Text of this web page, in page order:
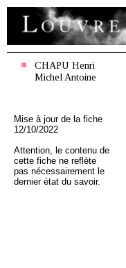
CHAPU Henri
Michel Antoine
Mise à jour de la fiche
12/10/2022
Attention, le contenu de
cette fiche ne reflète
pas nécessairement le
dernier état du savoir.